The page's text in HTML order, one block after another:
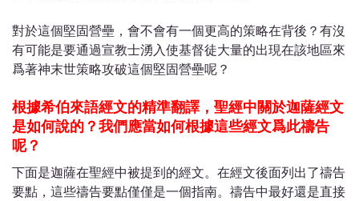
對於這個堅固營壘，會不會有一個更高的策略在背後？有沒
有可能是要通過宣教士湧入使基督徒大量的出現在該地區來
爲著神末世策略攻破這個堅固營壘呢？
根據希伯來語經文的精準翻譯，聖經中關於迦薩經文
是如何說的？我們應當如何根據這些經文爲此禱告
呢？
下面是迦薩在聖經中被提到的經文。在經文後面列出了禱告
要點，這些禱告要點僅僅是一個指南。禱告中最好還是直接